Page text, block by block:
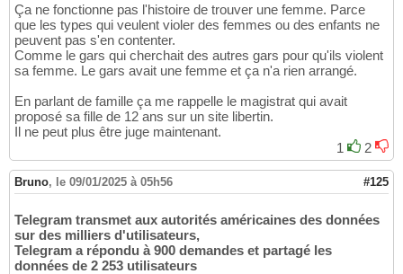
Ça ne fonctionne pas l'histoire de trouver une femme. Parce
que les types qui veulent violer des femmes ou des enfants ne
peuvent pas s'en contenter.
Comme le gars qui cherchait des autres gars pour qu'ils violent
sa femme. Le gars avait une femme et ça n'a rien arrangé.
En parlant de famille ça me rappelle le magistrat qui avait
proposé sa fille de 12 ans sur un site libertin.
Il ne peut plus être juge maintenant.
1
2
Bruno, le 09/01/2025 à 05h56 #125
Telegram transmet aux autorités américaines des données
sur des milliers d'utilisateurs,
Telegram a répondu à 900 demandes et partagé les
données de 2 253 utilisateurs